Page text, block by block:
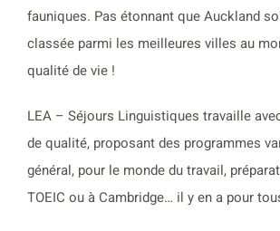
fauniques. Pas étonnant que Auckland
classée parmi les meilleures villes au
qualité de vie !
LEA – Séjours Linguistiques travaille
de qualité, proposant des programmes
général, pour le monde du travail,
TOEIC ou à Cambridge… il y en a pour